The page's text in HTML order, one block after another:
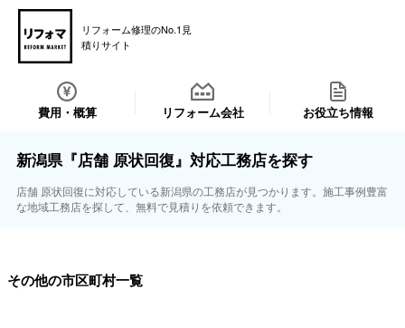
リフォーム修理のNo.1見
積りサイト
費用・概算 リフォーム会社 お役立ち情報
新潟県『店舗 原状回復』対応工務店を探す
店舗 原状回復に対応している新潟県の工務店が見つかります。施工事例豊富
な地域工務店を探して、無料で見積りを依頼できます。
その他の市区町村一覧